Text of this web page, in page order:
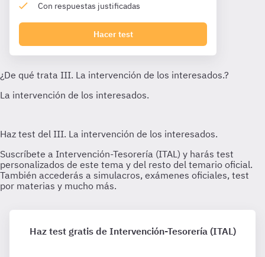
Con respuestas justificadas
Hacer test
Haz test gratis de Intervención-Tesorería (ITAL)